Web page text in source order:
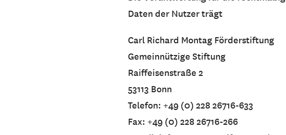
Daten der Nutzer trägt
Carl Richard Montag Förderstiftung
Gemeinnützige Stiftung
Raiffeisenstraße 2
53113 Bonn
Telefon: +49 (0) 228 26716-633
Fax: +49 (0) 228 26716-266